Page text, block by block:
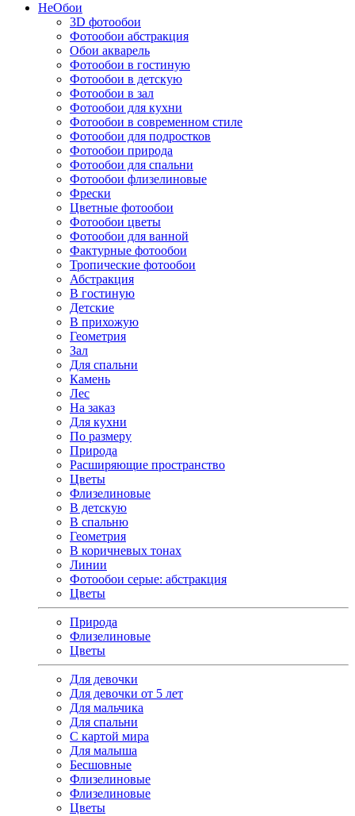
НеОбои
3D фотообои
Фотообои абстракция
Обои акварель
Фотообои в гостиную
Фотообои в детскую
Фотообои в зал
Фотообои для кухни
Фотообои в современном стиле
Фотообои для подростков
Фотообои природа
Фотообои для спальни
Фотообои флизелиновые
Фрески
Цветные фотообои
Фотообои цветы
Фотообои для ванной
Фактурные фотообои
Тропические фотообои
Абстракция
В гостиную
Детские
В прихожую
Геометрия
Зал
Для спальни
Камень
Лес
На заказ
Для кухни
По размеру
Природа
Расширяющие пространство
Цветы
Флизелиновые
В детскую
В спальню
Геометрия
В коричневых тонах
Линии
Фотообои серые: абстракция
Цветы
Природа
Флизелиновые
Цветы
Для девочки
Для девочки от 5 лет
Для мальчика
Для спальни
С картой мира
Для малыша
Бесшовные
Флизелиновые
Флизелиновые
Цветы